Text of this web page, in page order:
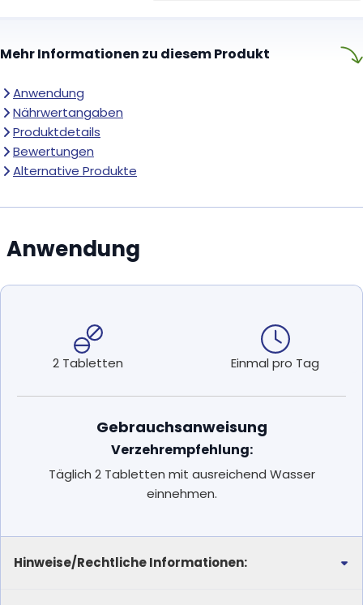
Mehr Informationen zu diesem Produkt
Anwendung
Nährwertangaben
Produktdetails
Bewertungen
Alternative Produkte
Anwendung
2 Tabletten Einmal pro Tag
Gebrauchsanweisung
Verzehrempfehlung:
Täglich 2 Tabletten mit ausreichend Wasser
einnehmen.
Hinweise/Rechtliche Informationen: